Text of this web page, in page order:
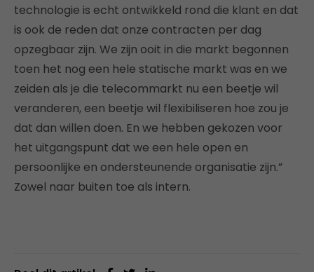
technologie is echt ontwikkeld rond die klant en dat
is ook de reden dat onze contracten per dag
opzegbaar zijn. We zijn ooit in die markt begonnen
toen het nog een hele statische markt was en we
zeiden als je die telecommarkt nu een beetje wil
veranderen, een beetje wil flexibiliseren hoe zou je
dat dan willen doen. En we hebben gekozen voor
het uitgangspunt dat we een hele open en
persoonlijke en ondersteunende organisatie zijn.”
Zowel naar buiten toe als intern.